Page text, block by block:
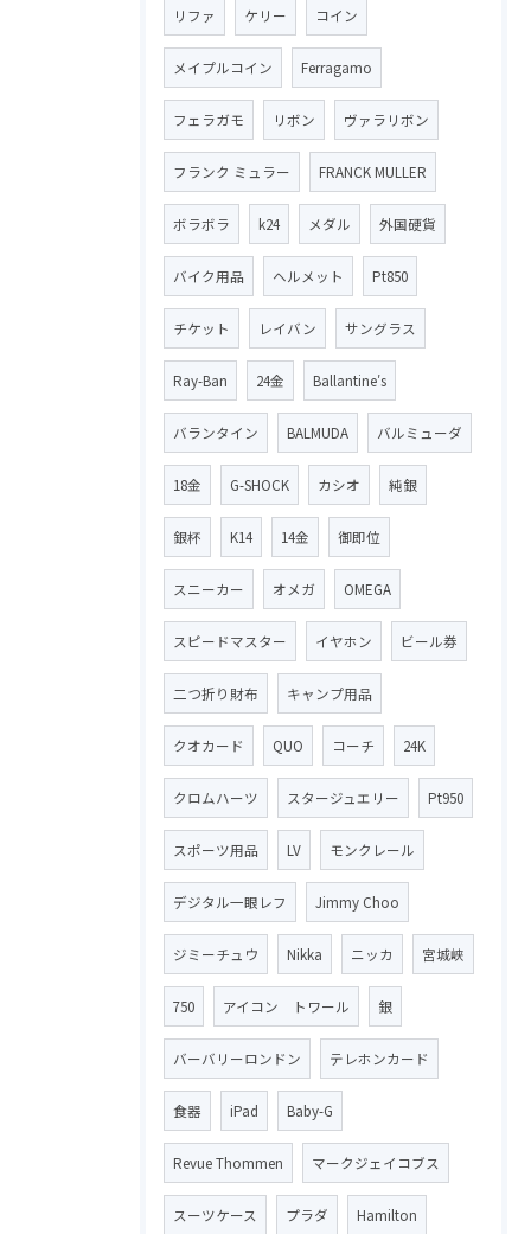
リファ ケリー コイン
メイプルコイン Ferragamo
フェラガモ リボン ヴァラリボン
フランク ミュラー FRANCK MULLER
ボラボラ k24 メダル 外国硬貨
バイク用品 ヘルメット Pt850
チケット レイバン サングラス
Ray-Ban 24金 Ballantine′s
バランタイン BALMUDA バルミューダ
18金 G-SHOCK カシオ 純銀
銀杯 K14 14金 御即位
スニーカー オメガ OMEGA
スピードマスター イヤホン ビール券
二つ折り財布 キャンプ用品
クオカード QUO コーチ 24K
クロムハーツ スタージュエリー Pt950
スポーツ用品 LV モンクレール
デジタル一眼レフ Jimmy Choo
ジミーチュウ Nikka ニッカ 宮城峡
750 アイコン トワール 銀
バーバリーロンドン テレホンカード
食器 iPad Baby-G
Revue Thommen マークジェイコブス
スーツケース プラダ Hamilton